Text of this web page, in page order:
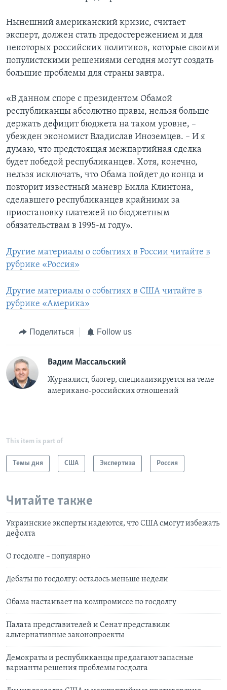
Нынешний американский кризис, считает
эксперт, должен стать предостережением и для
некоторых российских политиков, которые своими
популистскими решениями сегодня могут создать
большие проблемы для страны завтра.
«В данном споре с президентом Обамой
республиканцы абсолютно правы, нельзя больше
держать дефицит бюджета на таком уровне, –
убежден экономист Владислав Иноземцев. – И я
думаю, что предстоящая межпартийная сделка
будет победой республиканцев. Хотя, конечно,
нельзя исключать, что Обама пойдет до конца и
повторит известный маневр Билла Клинтона,
сделавшего республиканцев крайними за
приостановку платежей по бюджетным
обязательствам в 1995-м году».
Другие материалы о событиях в России читайте в
рубрике «Россия»
Другие материалы о событиях в США читайте в
рубрике «Америка»
Поделиться Follow us
Вадим Массальский
Журналист, блогер, специализируется на теме
американо-российских отношений
This item is part of
Темы дня США Экспертиза Россия
Читайте также
Украинские эксперты надеются, что США смогут избежать
дефолта
О госдолге – популярно
Дебаты по госдолгу: осталось меньше недели
Обама настаивает на компромиссе по госдолгу
Палата представителей и Сенат представили
альтернативные законопроекты
Демократы и республиканцы предлагают запасные
варианты решения проблемы госдолга